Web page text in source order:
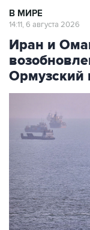
В МИРЕ
14:11, 6 августа 2026
Иран и
Ормузский